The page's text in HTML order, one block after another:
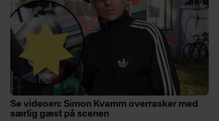
Se videoen: Simon Kvamm overrasker med
særlig gæst på scenen